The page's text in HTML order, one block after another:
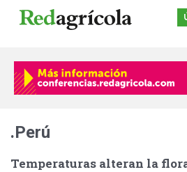
.Perú
Temperaturas alteran la